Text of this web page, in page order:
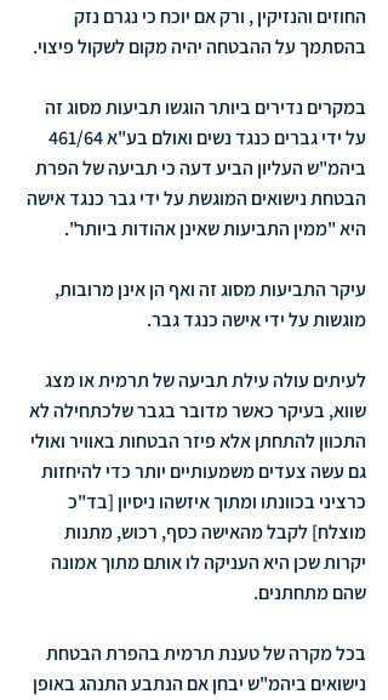
החוזים והנזיקין , ורק אם יוכח כי נגרם נזק
בהסתמך על ההבטחה יהיה מקום לשקול פיצוי.
במקרים נדירים ביותר הוגשו תביעות מסוג זה
ביהמ"ש העליון הביע דעה כי תביעה של הפרת
הבטחת נישואים המוגשת על ידי גבר כנגד אישה
היא "ממין התביעות שאינן אהודות ביותר".
עיקר התביעות מסוג זה ואף הן אינן מרובות,
מוגשות על ידי אישה כנגד גבר.
לעיתים עולה עילת תביעה של תרמית או מצג
שווא, בעיקר כאשר מדובר בגבר שלכתחילה לא
התכוון להתחתן אלא פיזר הבטחות באוויר ואולי
גם עשה צעדים משמעותיים יותר כדי להיחזות
כרציני בכוונתו ומתוך איזשהו ניסיון [בד"כ
מוצלח] לקבל מהאישה כסף, רכוש, מתנות
יקרות שכן היא העניקה לו אותם מתוך אמונה
שהם מתחתנים.
בכל מקרה של טענת תרמית בהפרת הבטחת
נישואים ביהמ"ש יבחן אם הנתבע התנהג באופן